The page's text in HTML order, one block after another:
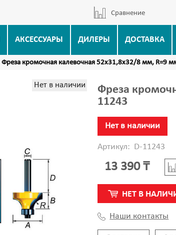
Сравнение
АКСЕССУАРЫ ДИЛЕРЫ ДОСТАВКА
Фреза кромочная калевочная 52х31,8х32/8 мм, R=9
Нет в наличии
Фреза
11243
Нет в наличии
Артикул: D-11243
13 390 ₸
НЕТ В
Наши контакты